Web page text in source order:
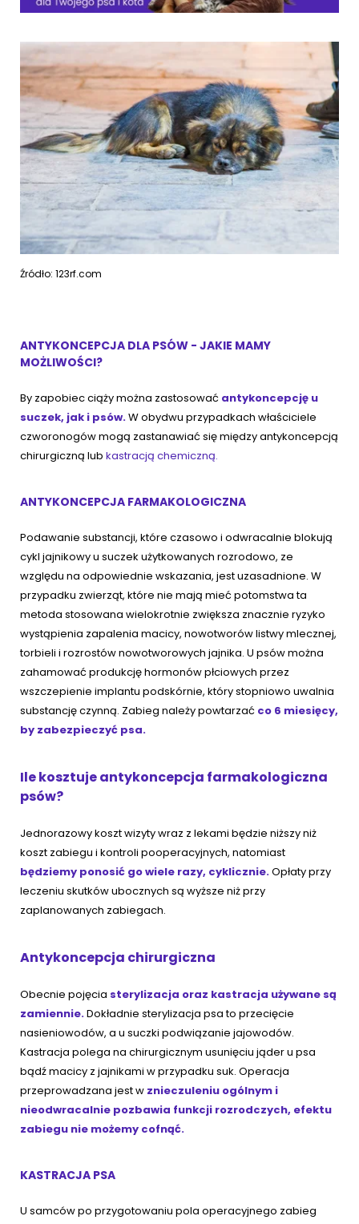
Źródło: 123rf.com
ANTYKONCEPCJA DLA PSÓW - JAKIE MAMY
MOŻLIWOŚCI?
By zapobiec ciąży można zastosować antykoncepcję u
suczek, jak i psów.W obydwu przypadkach właściciele
czworonogów mogą zastanawiać się między antykoncepcją
chirurgiczną lub kastracją chemiczną.
ANTYKONCEPCJA FARMAKOLOGICZNA
Podawanie substancji, które czasowo i odwracalnie blokują
cykl jajnikowy u suczek użytkowanych rozrodowo, ze
względu na odpowiednie wskazania, jest uzasadnione. W
przypadku zwierząt, które nie mają mieć potomstwa ta
metoda stosowana wielokrotnie zwiększa znacznie ryzyko
wystąpienia zapalenia macicy, nowotworów listwy mlecznej,
torbieli i rozrostów nowotworowych jajnika. U psów można
zahamować produkcję hormonów płciowych przez
wszczepienie implantu podskórnie, który stopniowo uwalnia
substancję czynną. Zabieg należy powtarzać co 6 miesięcy,
by zabezpieczyć psa.
Ile kosztuje antykoncepcja farmakologiczna
psów?
Jednorazowy koszt wizyty wraz z lekami będzie niższy niż
koszt zabiegu i kontroli pooperacyjnych, natomiast
będziemy ponosić go wiele razy, cyklicznie.Opłaty przy
leczeniu skutków ubocznych są wyższe niż przy
zaplanowanych zabiegach.
Antykoncepcja chirurgiczna
Obecnie pojęcia sterylizacja oraz kastracja używane są
zamiennie.Dokładnie sterylizacja psa to przecięcie
nasieniowodów, a u suczki podwiązanie jajowodów.
Kastracja polega na chirurgicznym usunięciu jąder u psa
bądź macicy z jajnikami w przypadku suk. Operacja
przeprowadzana jest w znieczuleniu ogólnym i
nieodwracalnie pozbawia funkcji rozrodczych, efektu
zabiegu nie możemy cofnąć.
KASTRACJA PSA
U samców po przygotowaniu pola operacyjnego zabieg